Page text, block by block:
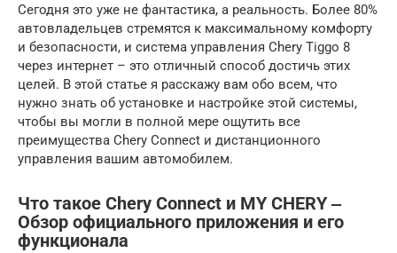
Сегодня это уже не фантастика, а реальность. Более 80%
автовладельцев стремятся к максимальному комфорту
и безопасности, и система управления Chery Tiggo 8
через интернет – это отличный способ достичь этих
целей. В этой статье я расскажу вам обо всем, что
нужно знать об установке и настройке этой системы,
чтобы вы могли в полной мере ощутить все
преимущества Chery Connect и дистанционного
управления вашим автомобилем.
Что такое Chery Connect и MY CHERY ‒
Обзор официального приложения и его
функционала